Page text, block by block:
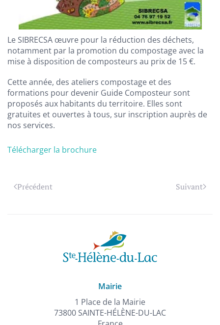
Le SIBRECSA œuvre pour la réduction des déchets,
notamment par la promotion du compostage avec la
mise à disposition de composteurs au prix de 15 €.
Cette année, des ateliers compostage et des
formations pour devenir Guide Composteur sont
proposés aux habitants du territoire. Elles sont
gratuites et ouvertes à tous, sur inscription auprès de
nos services.
Télécharger la brochure
Précédent Suivant
Mairie
1 Place de la Mairie
73800 SAINTE-HÉLÈNE-DU-LAC